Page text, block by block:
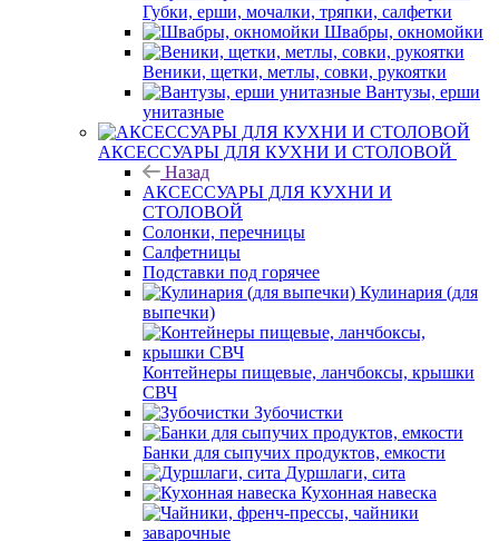
Губки, ерши, мочалки, тряпки, салфетки
Швабры, окномойки
Веники, щетки, метлы, совки, рукоятки
Вантузы, ерши
унитазные
АКСЕССУАРЫ ДЛЯ КУХНИ И СТОЛОВОЙ
Назад
АКСЕССУАРЫ ДЛЯ КУХНИ И
СТОЛОВОЙ
Солонки, перечницы
Салфетницы
Подставки под горячее
Кулинария (для
выпечки)
Контейнеры пищевые, ланчбоксы, крышки
СВЧ
Зубочистки
Банки для сыпучих продуктов, емкости
Дуршлаги, сита
Кухонная навеска